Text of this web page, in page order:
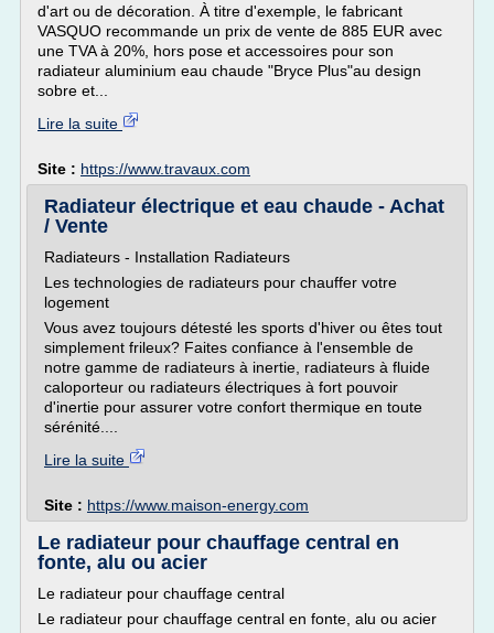
d'art ou de décoration. À titre d'exemple, le fabricant
VASQUO recommande un prix de vente de 885 EUR avec
une TVA à 20%, hors pose et accessoires pour son
radiateur aluminium eau chaude "Bryce Plus"au design
sobre et...
Lire la suite
Site : https://www.travaux.com
Radiateur électrique et eau chaude - Achat
/ Vente
Radiateurs - Installation Radiateurs
Les technologies de radiateurs pour chauffer votre
logement
Vous avez toujours détesté les sports d'hiver ou êtes tout
simplement frileux? Faites confiance à l'ensemble de
notre gamme de radiateurs à inertie, radiateurs à fluide
caloporteur ou radiateurs électriques à fort pouvoir
d'inertie pour assurer votre confort thermique en toute
sérénité....
Lire la suite
Site : https://www.maison-energy.com
Le radiateur pour chauffage central en
fonte, alu ou acier
Le radiateur pour chauffage central
Le radiateur pour chauffage central en fonte, alu ou acier